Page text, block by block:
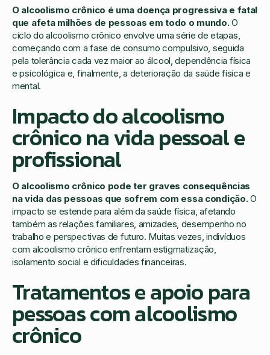
O alcoolismo crônico é uma doença progressiva e fatal
que afeta milhões de pessoas em todo o mundo.O
ciclo do alcoolismo crônico envolve uma série de etapas,
começando com a fase de consumo compulsivo, seguida
pela tolerância cada vez maior ao álcool, dependência física
e psicológica e, finalmente, a deterioração da saúde física e
mental.
Impacto do alcoolismo
crônico na vida pessoal e
profissional
O alcoolismo crônico pode ter graves consequências
na vida das pessoas que sofrem com essa condição.O
impacto se estende para além da saúde física, afetando
também as relações familiares, amizades, desempenho no
trabalho e perspectivas de futuro. Muitas vezes, indivíduos
com alcoolismo crônico enfrentam estigmatização,
isolamento social e dificuldades financeiras.
Tratamentos e apoio para
pessoas com alcoolismo
crônico